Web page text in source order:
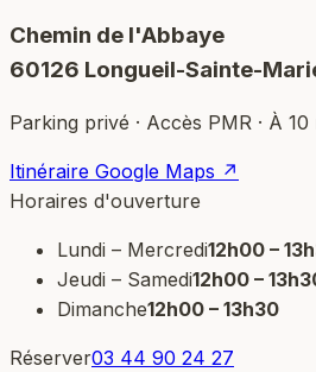
Chemin de l'Abbaye
60126 Longueil-Sainte-
Parking privé · Accès PMR · À
Itinéraire Google Maps ↗
Horaires d'ouverture
Lundi – Mercredi12h00 –
Jeudi – Samedi12h00 –
Dimanche12h00 – 13h30
Réserver03 44 90 24 27